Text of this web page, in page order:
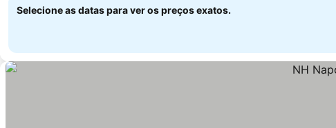
Selecione as datas para ver os preços exatos.